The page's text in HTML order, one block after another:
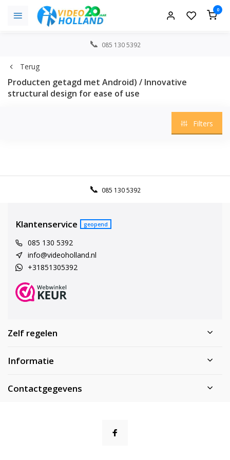
0
085 130 5392
Terug
Producten getagd met Android) / Innovative
structural design for ease of use
Filters
085 130 5392
Klantenservice geopend
085 130 5392
info@videoholland.nl
+31851305392
Zelf regelen
Informatie
Contactgegevens